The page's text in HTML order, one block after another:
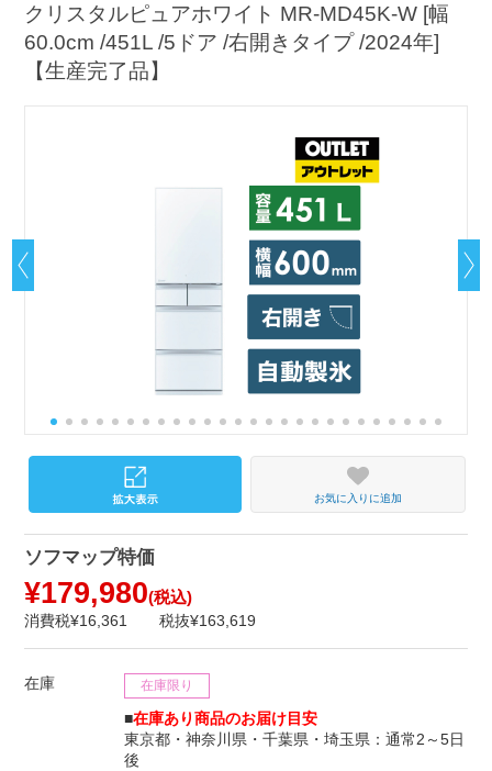
クリスタルピュアホワイト MR-MD45K-W [幅
60.0cm /451L /5ドア /右開きタイプ /2024年]
【生産完了品】
お気に入りに追加
ソフマップ特価
¥179,980(税込)
消費税¥16,361 税抜¥163,619
在庫 在庫限り
■在庫あり商品のお届け目安
東京都・神奈川県・千葉県・埼玉県：通常2～5日
後